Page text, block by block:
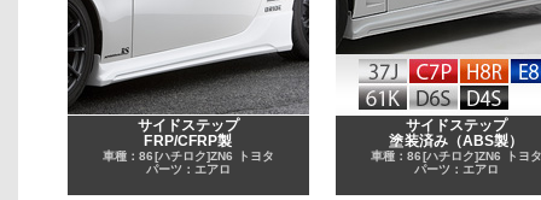
サイドステップ
FRP/CFRP製
車種：86[ハチロク]ZN6 トヨタ
パーツ：エアロ
サイドステップ
塗装済み（ABS製）
車種：86[ハチロク]ZN6 トヨ
パーツ：エアロ